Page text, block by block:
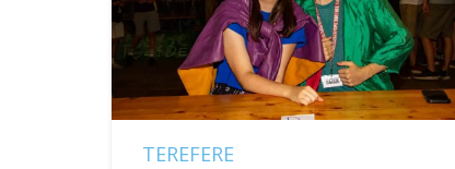
TEREFERE